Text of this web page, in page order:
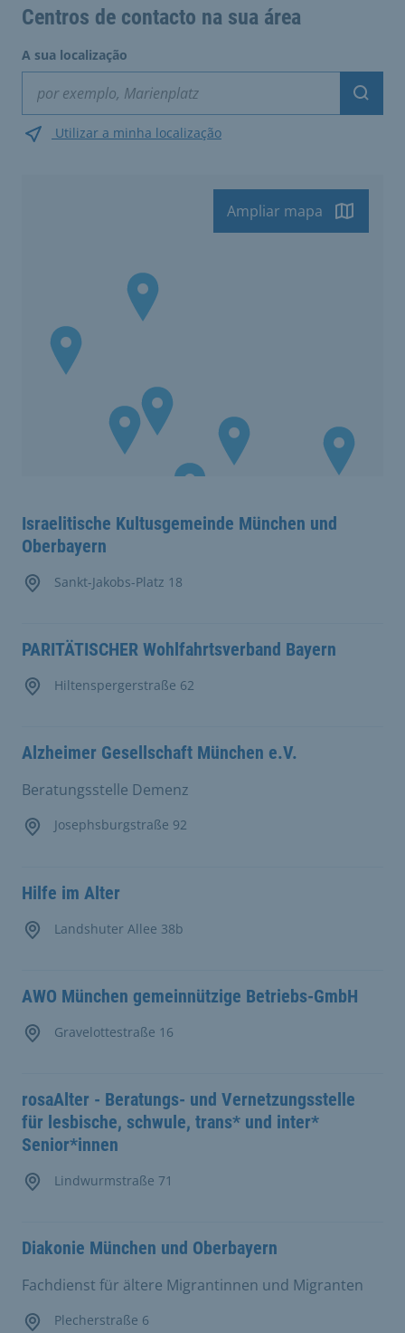
Centros de contacto na sua área
A sua localização
Utilizar a minha localização
Ampliar mapa
Israelitische Kultusgemeinde München und
Oberbayern
Sankt-Jakobs-Platz 18
PARITÄTISCHER Wohlfahrtsverband Bayern
Hiltenspergerstraße 62
Beratungsstelle Demenz
Alzheimer Gesellschaft München e.V.
Josephsburgstraße 92
Hilfe im Alter
Landshuter Allee 38b
AWO München gemeinnützige Betriebs-GmbH
Gravelottestraße 16
rosaAlter - Beratungs- und Vernetzungsstelle
für lesbische, schwule, trans* und inter*
Senior*innen
Lindwurmstraße 71
Fachdienst für ältere Migrantinnen und Migranten
Diakonie München und Oberbayern
Plecherstraße 6